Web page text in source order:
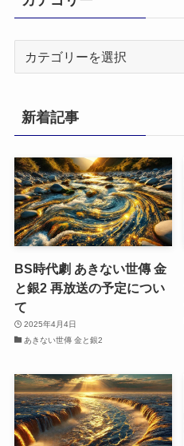
リ
ー
新着記事
BS時代劇 あきない世傳 金
と銀2 再放送の予定につい
て
2025年4月4日
あきない世傳 金と銀2